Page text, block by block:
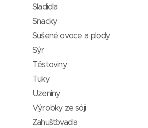
Sladidla
Snacky
Sušené ovoce a plody
Sýr
Těstoviny
Tuky
Uzeniny
Výrobky ze sóji
Zahušťovadla